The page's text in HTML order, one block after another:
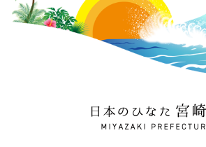
日本のひなた 宮崎県
MIYAZAKI PREFECTURE